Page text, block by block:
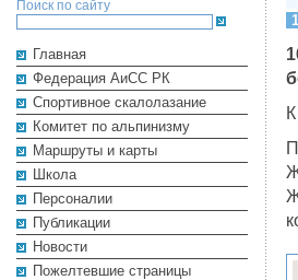
Поиск по сайту
Главная
Федерация АиСС РК
Cпортивное скалолазание
Комитет по альпинизму
Маршруты и карты
Школа
Персоналии
Публикации
Новости
Пожелтевшие страницы